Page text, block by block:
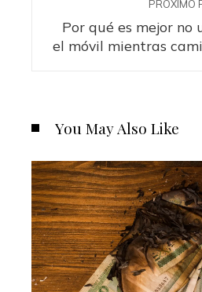
PRÓXIMO
Por qué es mejor no
el móvil mientras
You May Also Like